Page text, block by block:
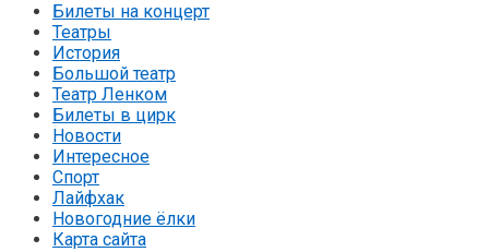
Билеты на концерт
Театры
История
Большой театр
Театр Ленком
Билеты в цирк
Новости
Интересное
Спорт
Лайфхак
Новогодние ёлки
Карта сайта